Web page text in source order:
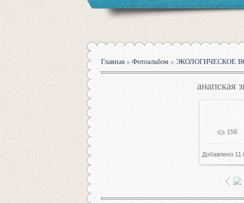
Главная » Фотоальбом » ЭКОЛОГИЧЕСКОЕ
анапская
В
156
Добавлено